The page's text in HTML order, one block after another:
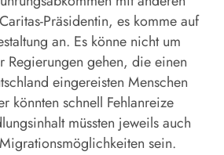
Präsidentin, es komme auf
an. Es könne nicht um
Regierungen gehen, die einen
eingereisten Menschen
könnten schnell Fehlanreize
müssten jeweils auch
sein.